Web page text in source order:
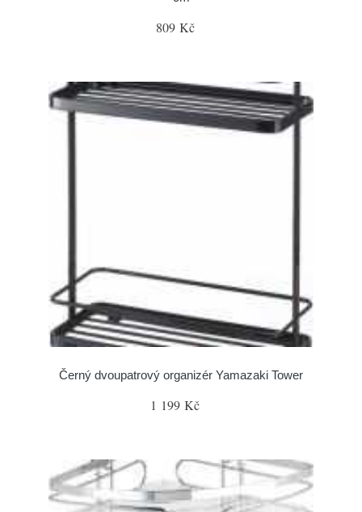
809 Kč
Černý dvoupatrový organizér Yamazaki Tower
1 199 Kč